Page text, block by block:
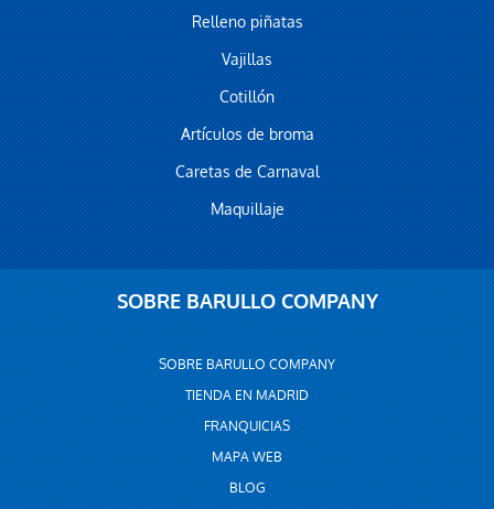
Relleno piñatas
Vajillas
Cotillón
Artículos de broma
Caretas de Carnaval
Maquillaje
SOBRE BARULLO COMPANY
SOBRE BARULLO COMPANY
TIENDA EN MADRID
FRANQUICIAS
MAPA WEB
BLOG